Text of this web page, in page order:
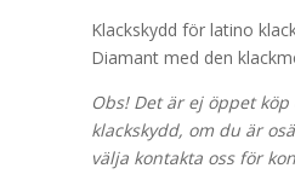
Klackskydd för latino
Diamant med den
Obs! Det är ej öppet
klackskydd, om du är
välja kontakta oss för